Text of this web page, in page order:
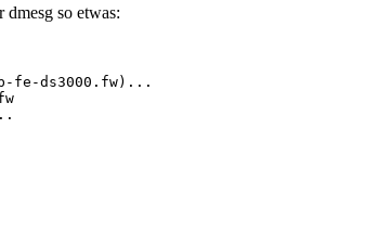
so etwas: